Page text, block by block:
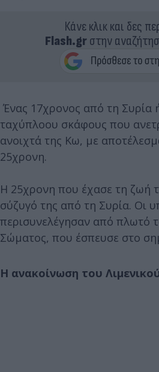
Κάνε κλικ και δες
Flash.grστην
Ένας 17χρονος από τη Συρία
ταχύπλοου σκάφους που
ανοιχτά της Κω, με
25χρονη.
Η 25χρονη που έχασε τη ζωή
σύζυγό της από τη Συρία. Οι
περισυνελέγησαν από πλωτό
Σώματος, που έσπευσε στο
Η ανακοίνωση του